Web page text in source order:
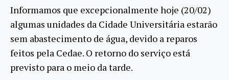
Informamos que excepcionalmente hoje (20/02)
algumas unidades da Cidade Universitária estarão
sem abastecimento de água, devido a reparos
feitos pela Cedae. O retorno do serviço está
previsto para o meio da tarde.